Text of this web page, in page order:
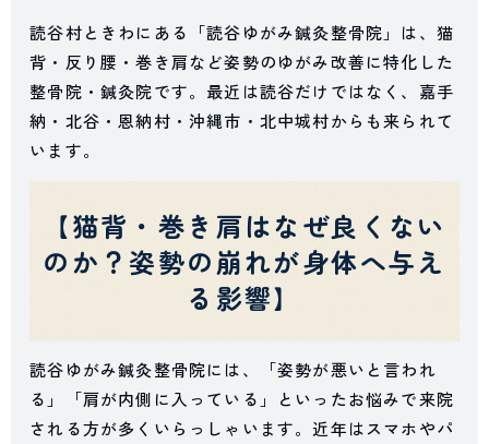
読谷村ときわにある「読谷ゆがみ鍼灸整骨院」は、猫
背・反り腰・巻き肩など姿勢のゆがみ改善に特化した
整骨院・鍼灸院です。最近は読谷だけではなく、嘉手
納・北谷・恩納村・沖縄市・北中城村からも来られて
います。
【猫背・巻き肩はなぜ良くない
のか？姿勢の崩れが身体へ与え
る影響】
読谷ゆがみ鍼灸整骨院には、「姿勢が悪いと言われ
る」「肩が内側に入っている」といったお悩みで来院
される方が多くいらっしゃいます。近年はスマホやパ